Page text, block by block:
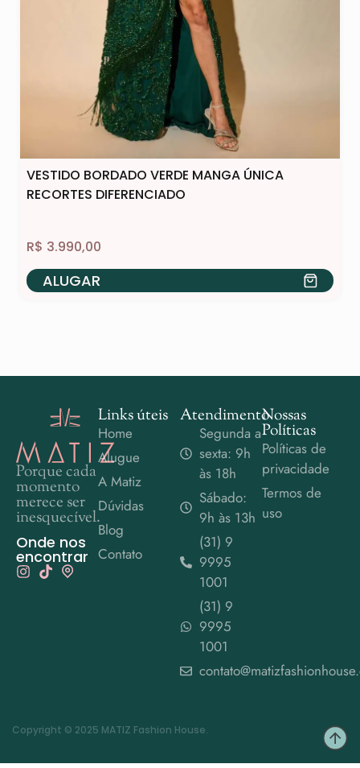
VESTIDO BORDADO VERDE MANGA ÚNICA
RECORTES DIFERENCIADO
R$ 3.990,00
ALUGAR
Porque cada
momento
merece ser
inesquecível.
Onde nos
encontrar
Links úteis
Home
Alugue
A Matiz
Dúvidas
Blog
Contato
Atendimento
Segunda a
sexta: 9h
às 18h
Sábado:
9h às 13h
(31) 9
9995
1001
(31) 9
9995
1001
Nossas
Políticas
Políticas de
privacidade
Termos de
uso
Copyright © 2025 MATIZ Fashion House.